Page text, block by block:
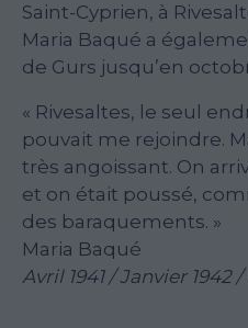
Saint-Cyprien, à
Maria Baqué a
de Gurs jusqu’en
« Rivesaltes, le seul
pouvait me rejoindre.
très angoissant. On
et on était poussé,
des baraquements. »
Maria Baqué
Avril 1941 / Janvier 1942